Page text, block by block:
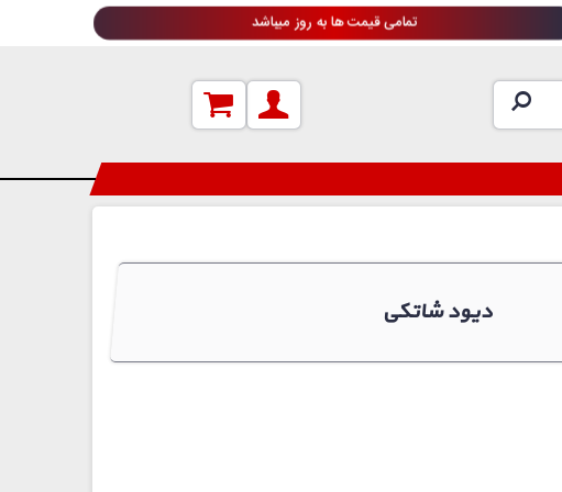
تمامی قیمت ها به روز میباشد
دیود شاتکی